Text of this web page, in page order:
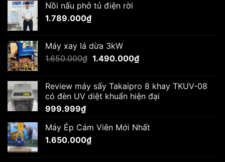
Nồi nấu phở tủ điện rời
1.789.000₫
Máy xay lá dừa 3kW
1.650.000₫ Giá
1.650.000₫.
1.490.000₫Giá
là:
1.490.000₫.
Review máy sấy Takaipro 8 khay TKUV-08
có đèn UV diệt khuẩn hiện đại
999.999₫
Máy Ép Cám Viên Mới Nhất
1.650.000₫